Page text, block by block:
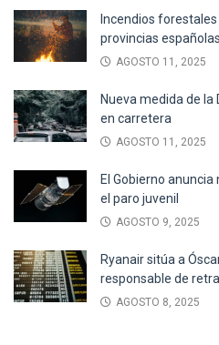
Incendios
provincias españolas
AGOSTO 11, 2025
Nueva medida de la
en carretera
AGOSTO 11, 2025
El Gobierno
el paro juvenil
AGOSTO 9, 2025
Ryanair sitúa a
responsable de
AGOSTO 8, 2025